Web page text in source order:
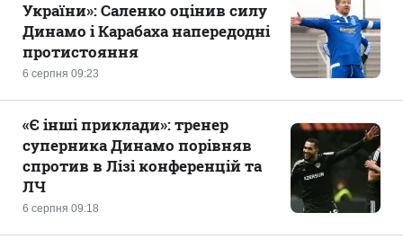
6 серпня 09:23
України»: Саленко оцінив силу
Динамо і Карабаха напередодні
протистояння
6 серпня 09:18
«Є інші приклади»: тренер
суперника Динамо порівняв
спротив в Лізі конференцій та
ЛЧ